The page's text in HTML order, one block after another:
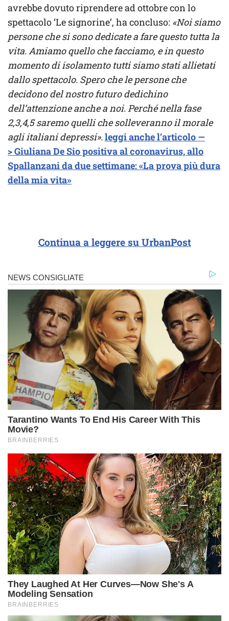
avrebbe dovuto riprendere ad ottobre con lo
spettacolo ‘Le signorine’, ha concluso: «Noi siamo
persone che si sono dedicate a fare questo tutta la
vita. Amiamo quello che facciamo, e in questo
momento di isolamento tutti siamo stati allietati
dallo spettacolo. Spero che le persone che
decidono del nostro futuro dedichino
dell’attenzione anche a noi. Perché nella fase
2,3,4,5 saremo quelli che solleveranno il morale
agli italiani depressi».leggi anche l’articolo —
> Giuliana De Sio positiva al coronavirus, allo
Spallanzani da due settimane: «La prova più dura
della mia vita»
Continua a leggere su UrbanPost